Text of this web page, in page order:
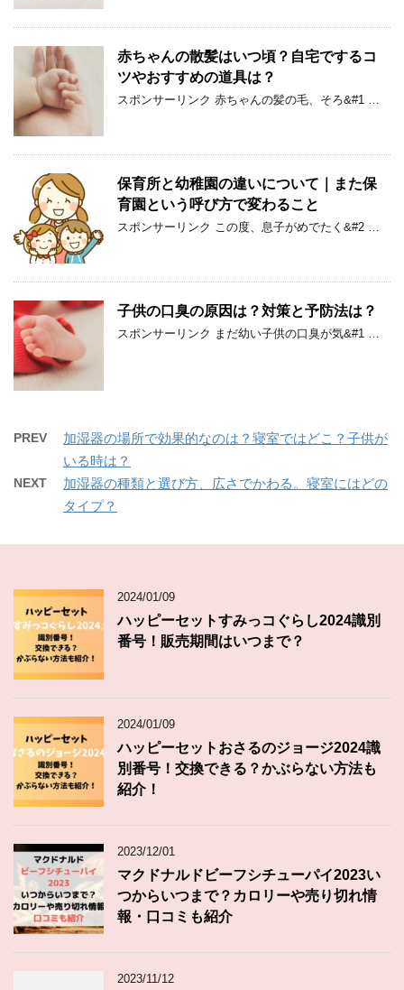
赤ちゃんの散髪はいつ頃？自宅でするコ
ツやおすすめの道具は？
スポンサーリンク 赤ちゃんの髪の毛、そろ&#1 …
保育所と幼稚園の違いについて｜また保
育園という呼び方で変わること
スポンサーリンク この度、息子がめでたく&#2 …
子供の口臭の原因は？対策と予防法は？
スポンサーリンク まだ幼い子供の口臭が気&#1 …
PREV
加湿器の場所で効果的なのは？寝室ではどこ？子供が
いる時は？
NEXT
加湿器の種類と選び方、広さでかわる。寝室にはどの
タイプ？
2024/01/09
ハッピーセットすみっコぐらし2024識別
番号！販売期間はいつまで？
2024/01/09
ハッピーセットおさるのジョージ2024識
別番号！交換できる？かぶらない方法も
紹介！
2023/12/01
マクドナルドビーフシチューパイ2023い
つからいつまで？カロリーや売り切れ情
報・口コミも紹介
2023/11/12